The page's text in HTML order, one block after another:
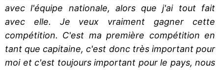
avec l'équipe nationale, alors que j'ai tout fait
avec elle. Je veux vraiment gagner cette
compétition. C'est ma première compétition en
tant que capitaine, c'est donc très important pour
moi et c'est toujours important pour le pays, nous